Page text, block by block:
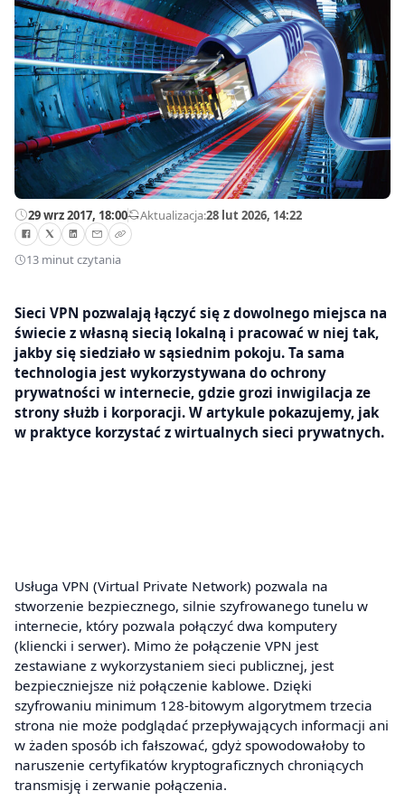
29 wrz 2017, 18:00—Aktualizacja:28 lut 2026, 14:22
13 minut czytania
Sieci VPN pozwalają łączyć się z dowolnego miejsca na
świecie z własną siecią lokalną i pracować w niej tak,
jakby się siedziało w sąsiednim pokoju. Ta sama
technologia jest wykorzystywana do ochrony
prywatności w internecie, gdzie grozi inwigilacja ze
strony służb i korporacji. W artykule pokazujemy, jak
w praktyce korzystać z wirtualnych sieci prywatnych.
Usługa VPN (Virtual Private Network) pozwala na
stworzenie bezpiecznego, silnie szyfrowanego tunelu w
internecie, który pozwala połączyć dwa komputery
(kliencki i serwer). Mimo że połączenie VPN jest
zestawiane z wykorzystaniem sieci publicznej, jest
bezpieczniejsze niż połączenie kablowe. Dzięki
szyfrowaniu minimum 128-bitowym algorytmem trzecia
strona nie może podglądać przepływających informacji ani
w żaden sposób ich fałszować, gdyż spowodowałoby to
naruszenie certyfikatów kryptograficznych chroniących
transmisję i zerwanie połączenia.